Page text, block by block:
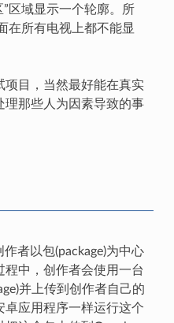
区域显示一个轮廓。所
在所有电视上都不能显
项目，当然最好能在真实
理那些人为因素导致的事
作者以包(package)为中心
中，创作者会使用一台
并上传到创作者自己的
应用程序一样运行这个